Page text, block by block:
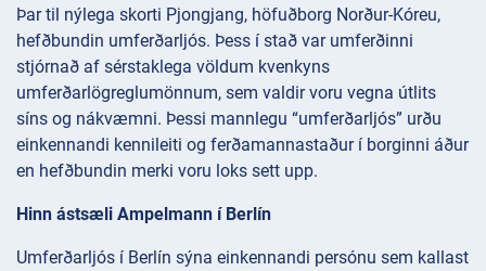
Þar til nýlega skorti Pjongjang, höfuðborg Norður-Kóreu,
hefðbundin umferðarljós. Þess í stað var umferðinni
stjórnað af sérstaklega völdum kvenkyns
umferðarlögreglumönnum, sem valdir voru vegna útlits
síns og nákvæmni. Þessi mannlegu “umferðarljós” urðu
einkennandi kennileiti og ferðamannastaður í borginni áður
en hefðbundin merki voru loks sett upp.
Hinn ástsæli Ampelmann í Berlín
Umferðarljós í Berlín sýna einkennandi persónu sem kallast